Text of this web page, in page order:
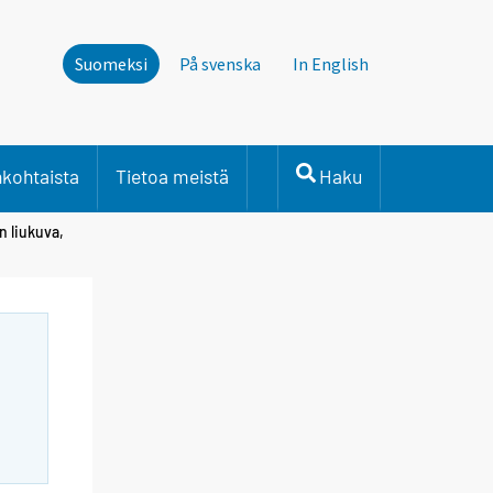
Suomeksi På svenska In English
Tietoa meistä Haku
liukuva,